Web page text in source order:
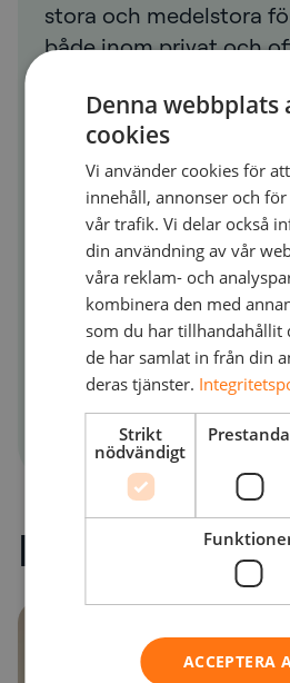
stora och medelstora
både inom privat och
för år 2023 uppgick till
miljarder NOK. Innan
företaget omkring 650
fördelade på
Sverige, Danmark och
Läs mer:https://
Relaterat
Denna webbplats
cookies
Vi använder cookies för
innehåll, annonser och
vår trafik. Vi delar också
din användning av vår
våra reklam- och
kombinera den med
som du har tillhandahållit
de har samlat in från din
deras tjänster.
Strikt
nödvändigt
Prestanda
ACCEPTERA